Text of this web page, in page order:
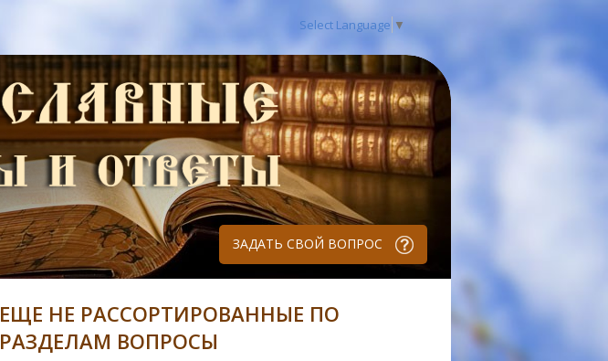
Select Language ▼
ЗАДАТЬ СВОЙ ВОПРОС
ЕЩЕ НЕ РАССОРТИРОВАННЫЕ ПО
РАЗДЕЛАМ ВОПРОСЫ